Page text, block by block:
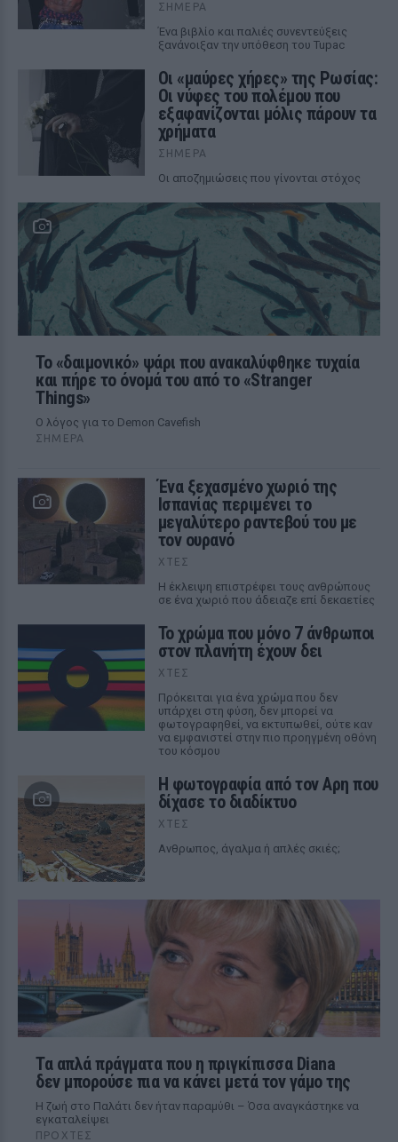
ΣΉΜΕΡΑ
Ένα βιβλίο και παλιές συνεντεύξεις
ξανάνοιξαν την υπόθεση του Tupac
Οι «μαύρες χήρες» της Ρωσίας:
Οι νύφες του πολέμου που
εξαφανίζονται μόλις πάρουν τα
χρήματα
ΣΉΜΕΡΑ
Οι αποζημιώσεις που γίνονται στόχος
Το «δαιμονικό» ψάρι που ανακαλύφθηκε τυχαία
και πήρε το όνομά του από το «Stranger
Things»
Ο λόγος για το Demon Cavefish
ΣΉΜΕΡΑ
Ένα ξεχασμένο χωριό της
Ισπανίας περιμένει το
μεγαλύτερο ραντεβού του με
τον ουρανό
ΧΤΕΣ
Η έκλειψη επιστρέφει τους ανθρώπους
σε ένα χωριό που άδειαζε επί δεκαετίες
Το χρώμα που μόνο 7 άνθρωποι
στον πλανήτη έχουν δει
ΧΤΕΣ
Πρόκειται για ένα χρώμα που δεν
υπάρχει στη φύση, δεν μπορεί να
φωτογραφηθεί, να εκτυπωθεί, ούτε καν
να εμφανιστεί στην πιο προηγμένη οθόνη
του κόσμου
Η φωτογραφία από τον Αρη που
δίχασε το διαδίκτυο
ΧΤΕΣ
Ανθρωπος, άγαλμα ή απλές σκιές;
Τα απλά πράγματα που η πριγκίπισσα Diana
δεν μπορούσε πια να κάνει μετά τον γάμο της
Η ζωή στο Παλάτι δεν ήταν παραμύθι – Όσα αναγκάστηκε να
εγκαταλείψει
ΠΡΟΧΤΈΣ